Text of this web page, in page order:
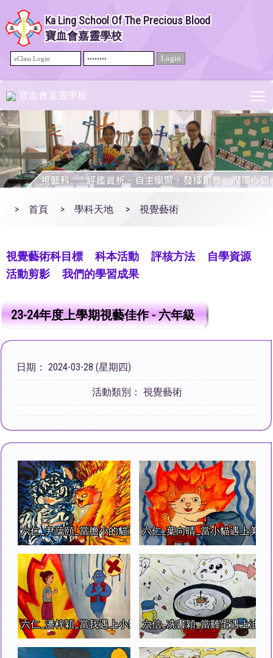
Ka Ling School Of The Precious Blood
寶血會嘉靈學校
寶血會嘉靈學校
> 首頁 > 學科天地 > 視覺藝術
視覺藝術科目標 科本活動 評核方法
自學資源
活動剪影
我們的學習成果
23-24年度上學期視藝佳作 - 六年級
日期： 2024-03-28 (星期四)
活動類別： 視覺藝術
六仁_尹藹頤_當膽小的貓遇上兇猛的白虎六仁_葉向晴_當小貓遇上美味
六仁_潘梓穎_當我遇上小氣的燈神六信_冼書穎_當雞蛋遇上油鍋